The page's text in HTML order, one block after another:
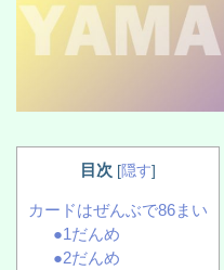
目次 [隠す]
カードはぜんぶで86まい
●1だんめ
●2だんめ